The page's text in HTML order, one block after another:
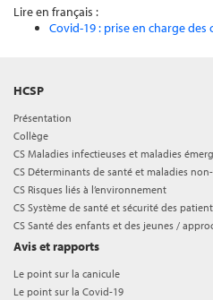
Lire en français :
Covid-19 : prise en charge des
HCSP
Présentation
Collège
CS Maladies infectieuses et maladies
CS Déterminants de santé et maladies
CS Risques liés à l’environnement
CS Système de santé et sécurité des
CS Santé des enfants et des jeunes /
Avis et rapports
Le point sur la canicule
Le point sur la Covid-19